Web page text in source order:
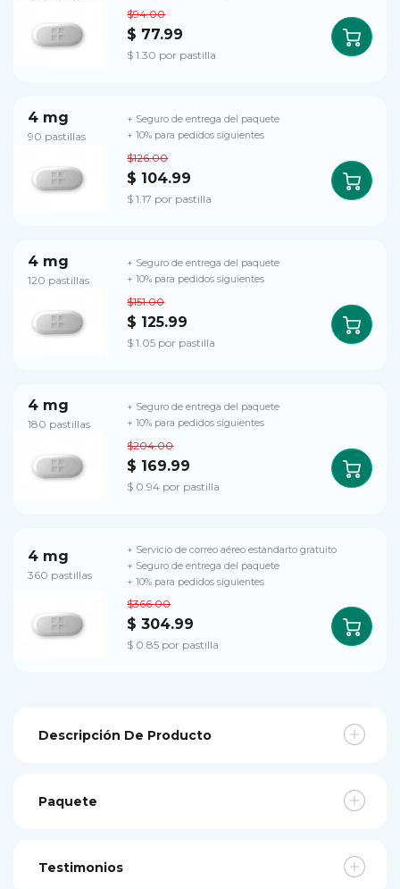
$94.00
$ 77.99
$ 1.30 por pastilla
4 mg
90 pastillas
$126.00
$ 104.99
$ 1.17 por pastilla
+ Seguro de entrega del paquete
+ 10% para pedidos siguientes
4 mg
120 pastillas
$151.00
$ 125.99
$ 1.05 por pastilla
+ Seguro de entrega del paquete
+ 10% para pedidos siguientes
4 mg
180 pastillas
$204.00
$ 169.99
$ 0.94 por pastilla
+ Seguro de entrega del paquete
+ 10% para pedidos siguientes
4 mg
360 pastillas
$366.00
$ 304.99
$ 0.85 por pastilla
+ Servicio de correo aéreo estandarto gratuito
+ Seguro de entrega del paquete
+ 10% para pedidos siguientes
Descripción De Producto
Paquete
Testimonios